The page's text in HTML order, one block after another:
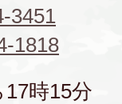
3451
1818
時15分